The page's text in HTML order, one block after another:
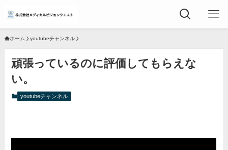
ホーム youtubeチャンネル
頑張っているのに評価してもらえな
い。
youtubeチャンネル